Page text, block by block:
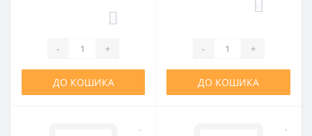
- +
ДО КОШИКА
- +
ДО КОШИКА